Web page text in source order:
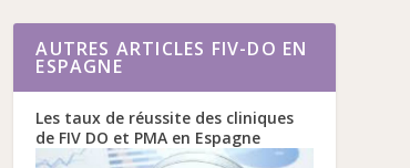
AUTRES ARTICLES FIV-DO EN
ESPAGNE
Les taux de réussite des cliniques
de FIV DO et PMA en Espagne